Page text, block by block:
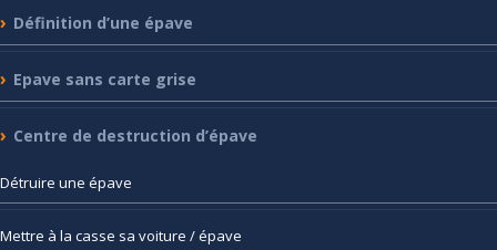
Définition d’une épave
Epave sans carte grise
Centre de destruction d’épave
Détruire une épave
Mettre à la casse sa voiture / épave